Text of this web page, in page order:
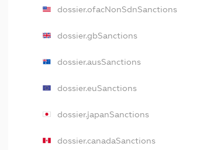
dossier.ofacNonSdnSanctions
dossier.gbSanctions
dossier.ausSanctions
dossier.euSanctions
dossier.japanSanctions
dossier.canadaSanctions